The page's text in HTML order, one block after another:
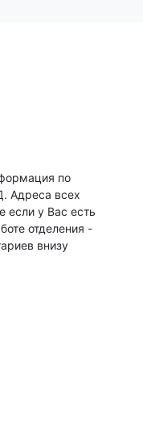
по
Адреса всех
если у Вас есть
отделения -
внизу